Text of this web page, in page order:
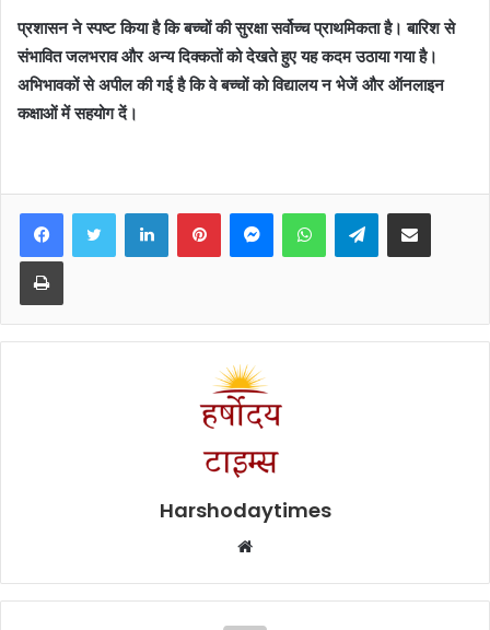
प्रशासन ने स्पष्ट किया है कि बच्चों की सुरक्षा सर्वोच्च प्राथमिकता है। बारिश से
संभावित जलभराव और अन्य दिक्कतों को देखते हुए यह कदम उठाया गया है।
अभिभावकों से अपील की गई है कि वे बच्चों को विद्यालय न भेजें और ऑनलाइन
कक्षाओं में सहयोग दें।
FacebookTwitter LinkedInPinterestMessengerWhatsAppTelegramShare via Email
Print
Harshodaytimes
Website